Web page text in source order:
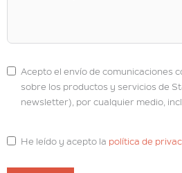
d
s
+
Acepto el envío de comunicaciones
sobre los productos y servicios de
newsletter), por cualquier medio,
He leído y acepto la política de